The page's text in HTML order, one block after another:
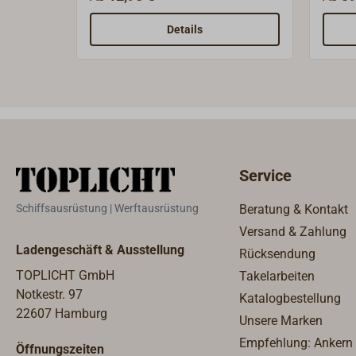
Details
Schiffsausrüstung | Werftausrüstung
Ladengeschäft & Ausstellung
TOPLICHT GmbH
Notkestr. 97
22607 Hamburg
Öffnungszeiten
Service
Beratung & Kontakt
Versand & Zahlung
Rücksendung
Takelarbeiten
Katalogbestellung
Unsere Marken
Empfehlung: Ankern